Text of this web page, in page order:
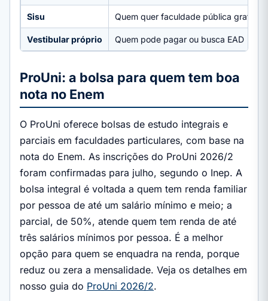
Sisu Quem quer faculdade pública gratuita
Vestibular próprio Quem pode pagar ou busca EAD
ProUni: a bolsa para quem tem boa
nota no Enem
O ProUni oferece bolsas de estudo integrais e
parciais em faculdades particulares, com base na
nota do Enem. As inscrições do ProUni 2026/2
foram confirmadas para julho, segundo o Inep. A
bolsa integral é voltada a quem tem renda familiar
por pessoa de até um salário mínimo e meio; a
parcial, de 50%, atende quem tem renda de até
três salários mínimos por pessoa. É a melhor
opção para quem se enquadra na renda, porque
reduz ou zera a mensalidade. Veja os detalhes em
nosso guia do ProUni 2026/2.